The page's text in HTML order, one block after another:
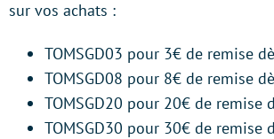
sur vos achats :
TOMSGD03 pour 3€ de remise
TOMSGD08 pour 8€ de remise
TOMSGD20 pour 20€ de remise
TOMSGD30 pour 30€ de remise